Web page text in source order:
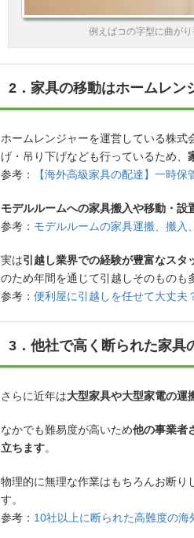
例えばコの字型に曲が
2．家具の移動はホームレン
ホームレンジャーを運営している株
げ・吊り下げなども行っているため、
参考：
【海外高級家具の配達】一時
モデルルームへの家具搬入や移動・設
参考： モデルルームの家具運搬、搬入
実は引越し業界での経験が豊富なスタ
のため年間を通じて引越しそのものも
参考： 便利屋に引越しを任せて大丈夫
3．他社で高く断られた家具
さらに近年は大型家具や大型家電の運
なかでも難易度が高いため他の事業者
立ちます。
物理的に無理な作業はもちろんお断り
す。
参考： 10社以上に断られた高難度の海